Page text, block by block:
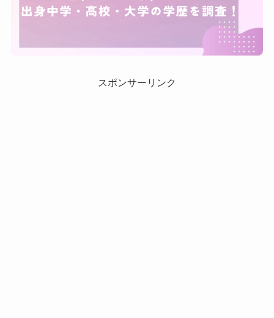
スポンサーリンク